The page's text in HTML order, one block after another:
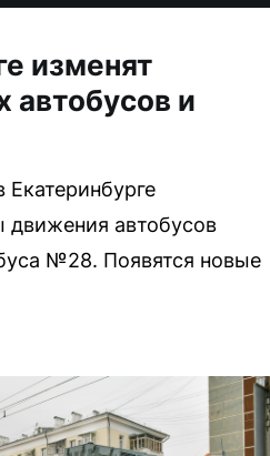
изменят
и
Екатеринбурге
автобусов
№28. Появятся новые